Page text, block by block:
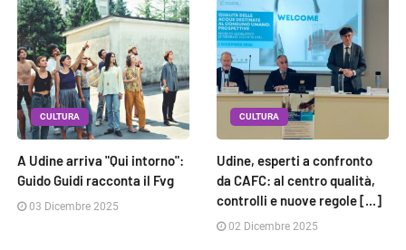
CULTURA
A Udine arriva "Qui intorno":
Guido Guidi racconta il Fvg
03 Dicembre 2025
CULTURA
Udine, esperti a confronto
da CAFC: al centro qualità,
controlli e nuove regole [...]
02 Dicembre 2025